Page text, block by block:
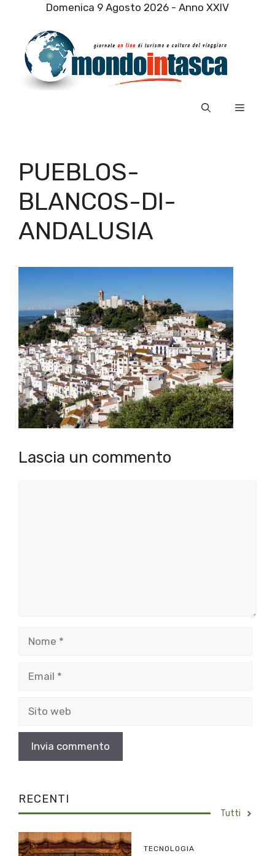
contenuto
Domenica 9 Agosto 2026 - Anno XXIV
Menu
PUEBLOS-
BLANCOS-DI-
ANDALUSIA
Lascia un commento
RECENTI
Tutti
TECNOLOGIA